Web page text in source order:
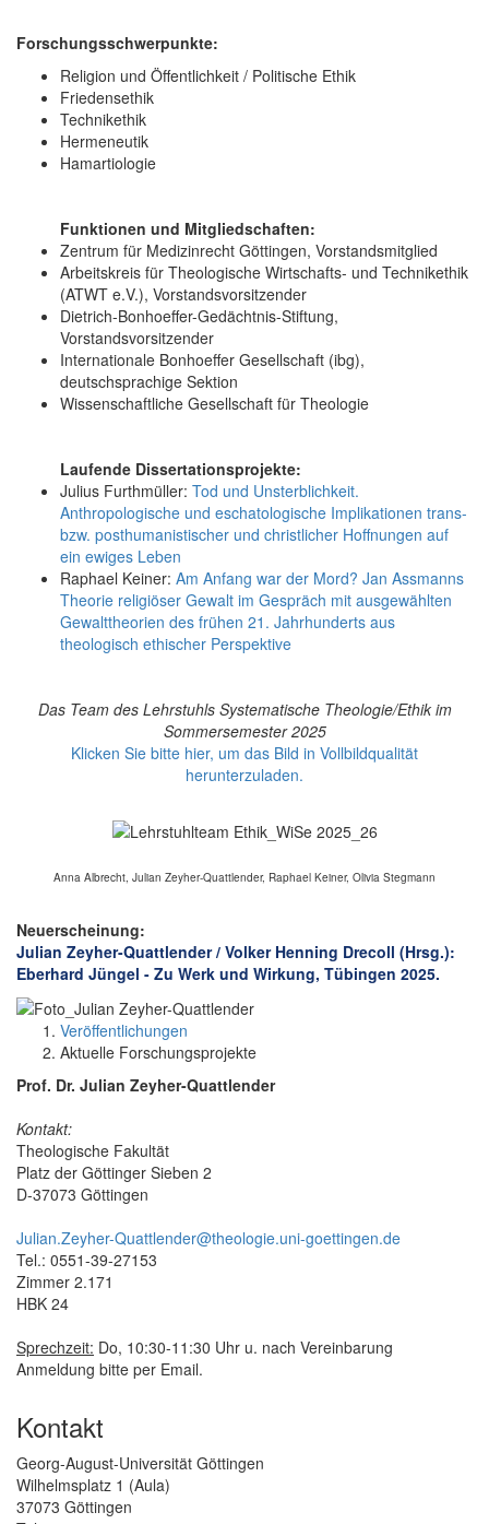
Forschungsschwerpunkte:
Religion und Öffentlichkeit / Politische Ethik
Friedensethik
Technikethik
Hermeneutik
Hamartiologie
Funktionen und Mitgliedschaften:
Zentrum für Medizinrecht Göttingen, Vorstandsmitglied
Arbeitskreis für Theologische Wirtschafts- und Technikethik
(ATWT e.V.), Vorstandsvorsitzender
Dietrich-Bonhoeffer-Gedächtnis-Stiftung,
Vorstandsvorsitzender
Internationale Bonhoeffer Gesellschaft (ibg),
deutschsprachige Sektion
Wissenschaftliche Gesellschaft für Theologie
Laufende Dissertationsprojekte:
Julius Furthmüller: Tod und Unsterblichkeit.
Anthropologische und eschatologische Implikationen trans-
bzw. posthumanistischer und christlicher Hoffnungen auf
ein ewiges Leben
Raphael Keiner: Am Anfang war der Mord? Jan Assmanns
Theorie religiöser Gewalt im Gespräch mit ausgewählten
Gewalttheorien des frühen 21. Jahrhunderts aus
theologisch ethischer Perspektive
Das Team des Lehrstuhls Systematische Theologie/Ethik im
Sommersemester 2025
Klicken Sie bitte hier, um das Bild in Vollbildqualität
herunterzuladen.
Anna Albrecht, Julian Zeyher-Quattlender, Raphael Keiner, Olivia Stegmann
Neuerscheinung:
Julian Zeyher-Quattlender / Volker Henning Drecoll (Hrsg.):
Eberhard Jüngel - Zu Werk und Wirkung, Tübingen 2025.
Veröffentlichungen
Aktuelle Forschungsprojekte
Prof. Dr. Julian Zeyher-Quattlender
Kontakt:
Theologische Fakultät
Platz der Göttinger Sieben 2
D-37073 Göttingen
Julian.Zeyher-Quattlender@theologie.uni-goettingen.de
Tel.: 0551-39-27153
Zimmer 2.171
HBK 24
Sprechzeit: Do, 10:30-11:30 Uhr u. nach Vereinbarung
Anmeldung bitte per Email.
Kontakt
Georg-August-Universität Göttingen
Wilhelmsplatz 1 (Aula)
37073 Göttingen